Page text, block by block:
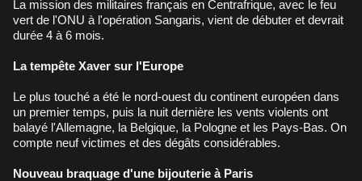
La mission des militaires français en Centrafrique, avec le feu
vert de l'ONU à l'opération Sangaris, vient de débuter et devrait
durée 4 à 6 mois.
La tempête Xaver sur l'Europe
Le plus touché a été le nord-ouest du continent européen dans
un premier temps, puis la nuit dernière les vents violents ont
balayé l'Allemagne, la Belgique, la Pologne et les Pays-Bas. On
compte neuf victimes et des dégâts considérables.
Nouveau braquage d'une bijouterie à Paris